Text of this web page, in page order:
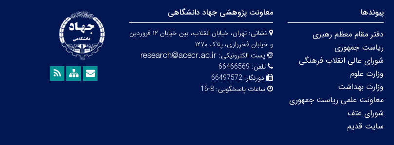
پیوندها
دفتر مقام معظم رهبری
ریاست جمهوری
شورای عالی انقلاب فرهنگی
وزارت علوم
وزارت بهداشت
معاونت علمی ریاست جمهوری
شورای عتف
سایت قدیم
معاونت پژوهشی جهاد دانشگاهی
نشانی:
تهران، خیابان انقلاب، بین خیابان ۱۲ فروردین
و خیابان فخررازی، پلاک ۱۲۷۰
پست الکترونیکی:
تلفن: 66466569
دورنگار:66497572
ساعات پاسخگویی:8-16